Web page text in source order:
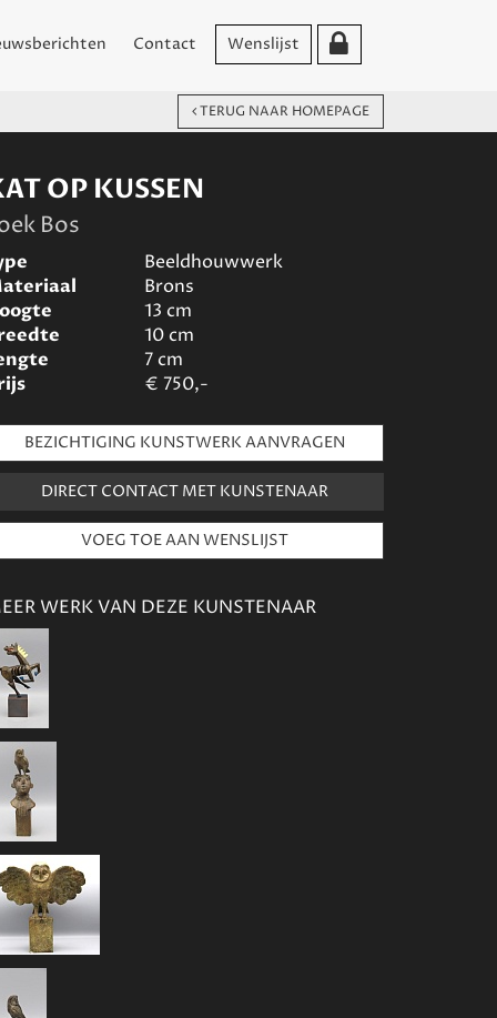
Contact Wenslijst
TERUG NAAR HOMEPAGE
OP KUSSEN
Bos
Beeldhouwwerk
Brons
13 cm
10cm
7cm
€ 750,-
BEZICHTIGING KUNSTWERK AANVRAGEN
DIRECT CONTACT MET KUNSTENAAR
WERK VAN DEZE KUNSTENAAR